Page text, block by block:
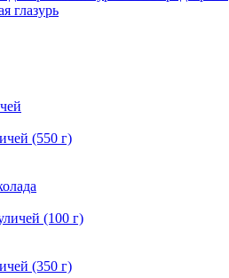
глазурь
(550 г)
(100 г)
(350 г)